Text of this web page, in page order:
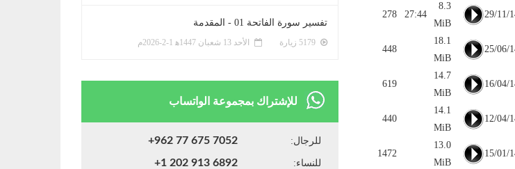
29/11/
8.3
MiB
27:44
278
25/06/
18.1
MiB
448
16/04/
14.7
MiB
619
12/04/
14.1
MiB
440
15/01/
13.0
MiB
1472
تفسير سورة الفاتحة 01 - المقدمة
الأحد 13 شعبان 1447ﻫ 1-2-2026م
للإشتراك بمجموعة الواتساب
للرجال: +962 77 675 7052
للنساء: +1 202 913 6892